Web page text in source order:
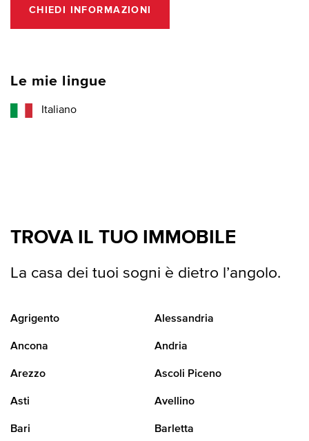
CHIEDI INFORMAZIONI
Le mie lingue
Italiano
TROVA IL TUO IMMOBILE
La casa dei tuoi sogni è dietro l’angolo.
Agrigento Alessandria
Ancona Andria
Arezzo Ascoli Piceno
Asti Avellino
Bari Barletta